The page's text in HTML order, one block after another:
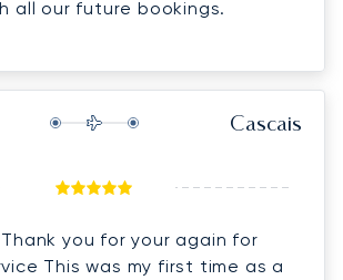
all our future bookings.
Cascais
time as a